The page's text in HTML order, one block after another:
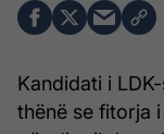
Kandidati i
thënë se fitorja